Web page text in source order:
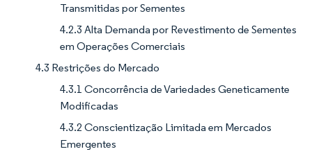
Transmitidas por Sementes
4.2.3 Alta Demanda por Revestimento de Sementes
em Operações Comerciais
4.3 Restrições do Mercado
4.3.1 Concorrência de Variedades Geneticamente
Modificadas
4.3.2 Conscientização Limitada em Mercados
Emergentes